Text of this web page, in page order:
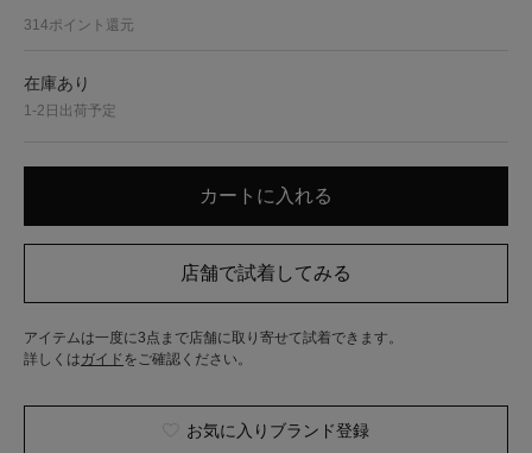
314ポイント還元
在庫あり
1-2日出荷予定
アイテムは一度に3点まで店舗に取り寄せて試着できます。
詳しくはガイド をご確認ください。
お気に入りブランド登録